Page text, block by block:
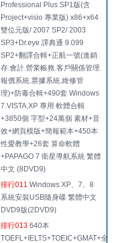
Professional Plus SP1版(含
Project+visio 專業版) x86+x64
雙位元版/ 2007 SP2/ 2003
SP3+Dr.eye 譯典通 9.099
SP2+翻譯合輯+正航一號(進銷
存.會計.營業帳務.客戶關係管理.
報價系統.票據系統.維修管
理)+防毒合輯+490套 Windows
7.VISTA.XP 專用 軟體合輯
+3850個 字型+24萬個 素材+音
效+網頁模版+簡報範本+450本
性愛教學+26套 算命軟體
+PAPAGO 7 衛星導航系統 繁體
中文 (8DVD9)
排行011 Windows XP、7、8
系統安裝USB隨身碟 繁體中文
DVD9版(2DVD9)
排行013 640本
TOEFL+IELTS+TOEIC+GMAT+全